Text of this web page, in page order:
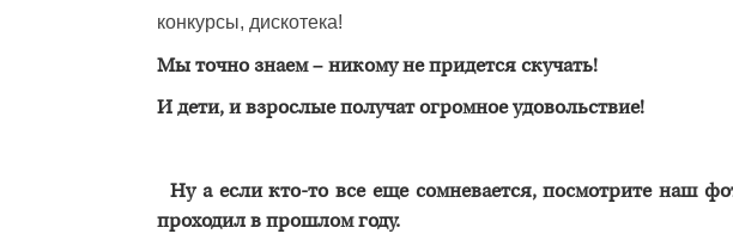
конкурсы, дискотека!
Мы точно знаем – никому не придется скучать!
И дети, и взрослые получат огромное удовольствие!
Ну а если кто-то все еще сомневается, посмотрите наш
проходил в прошлом году.